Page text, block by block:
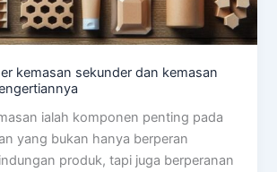
kemasan sekunder dan kemasan
ialah komponen penting pada
yang bukan hanya berperan
produk, tapi juga berperanan